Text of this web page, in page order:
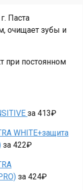
Паста
очищает зубы и
при постоянном
за 413₽
WHITE+защита
за 422₽
за 424₽